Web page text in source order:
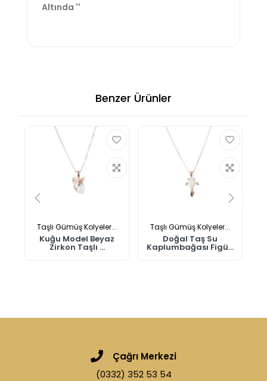
Altında ''
Benzer Ürünler
Taşlı Gümüş Kolyeler...
Kuğu Model Beyaz
Zirkon Taşlı ...
Taşlı Gümüş Kolyeler...
Doğal Taş Su
Kaplumbağası Figü...
Çağrı Merkezi
(0332) 352 53 54